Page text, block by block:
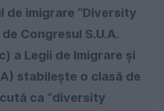
de imigrare “Diversity
Congresul S.U.A.
a Legii de Imigrare şi
stabileşte o clasă de
ca “diversity